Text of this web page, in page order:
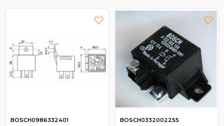
BOSCH0986332401 BOSCH0332002255